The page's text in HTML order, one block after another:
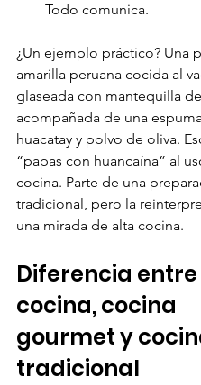
Todo comunica.
¿Un ejemplo práctico? Una
amarilla peruana cocida al
glaseada con mantequilla
acompañada de una
huacatay y polvo de oliva.
“papas con huancaína” al
cocina. Parte de una
tradicional, pero la
una mirada de alta cocina.
Diferencia
cocina, cocina
gourmet y
tradicional